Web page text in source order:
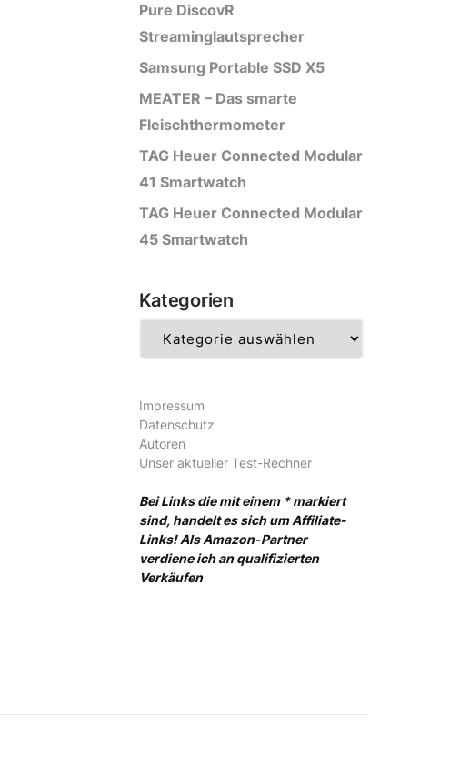
Pure DiscovR
Streaminglautsprecher
Samsung Portable SSD X5
MEATER – Das smarte
Fleischthermometer
TAG Heuer Connected Modular
41 Smartwatch
TAG Heuer Connected Modular
45 Smartwatch
Kategorien
Impressum
Datenschutz
Autoren
Unser aktueller Test-Rechner
Bei Links die mit einem * markiert
sind, handelt es sich um Affiliate-
Links! Als Amazon-Partner
verdiene ich an qualifizierten
Verkäufen